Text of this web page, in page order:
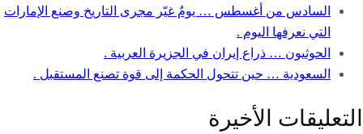
السادس من أغسطس … يومٌ غيّر مجرى التاريخ وصنع الإمارات
التي نعرفها اليوم .
الحوثيون … ذراع إيران في الجزيرة العربية .
السعودية … حين تتحول الحكمة إلى قوة تصنع المستقبل .
التعليقات الأخيرة